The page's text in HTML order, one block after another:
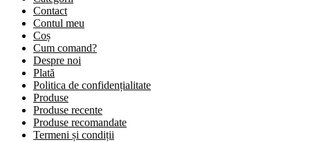
Contact
Contul meu
Coș
Cum comand?
Despre noi
Plată
Politica de confidențialitate
Produse
Produse recente
Produse recomandate
Termeni și condiții